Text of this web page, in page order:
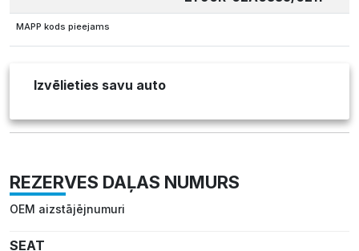
MAPP kods pieejams
Izvēlieties savu auto
REZERVES DAĻAS NUMURS
OEM aizstājējnumuri
SEAT